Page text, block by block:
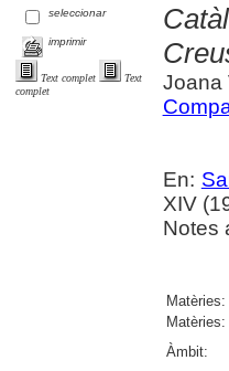
seleccionar
imprimir
Text complet
Text
complet
Joana
En:
XIV
Notes
Matèries:
Matèries:
Àmbit: